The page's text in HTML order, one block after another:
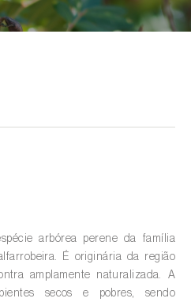
)
(
residuais )
L.)
arbórea perene da família
É originária da região
amplamente naturalizada. A
secos e pobres, sendo